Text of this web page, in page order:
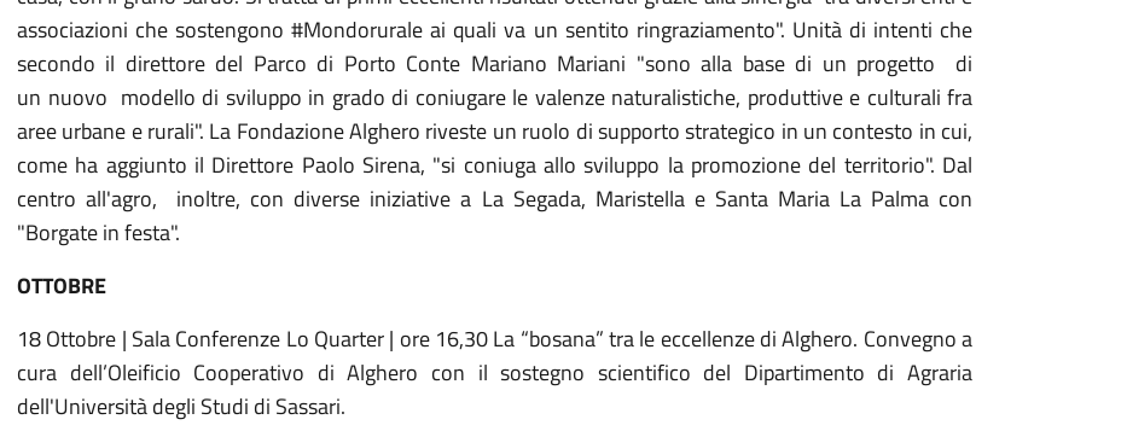
associazioni che sostengono #Mondorurale ai quali va un sentito ringraziamento". Unità di intenti che
secondo il direttore del Parco di Porto Conte Mariano Mariani "sono alla base di un progetto di
un nuovo modello di sviluppo in grado di coniugare le valenze naturalistiche, produttive e culturali fra
aree urbane e rurali". La Fondazione Alghero riveste un ruolo di supporto strategico in un contesto in cui,
come ha aggiunto il Direttore Paolo Sirena, "si coniuga allo sviluppo la promozione del territorio". Dal
centro all'agro, inoltre, con diverse iniziative a La Segada, Maristella e Santa Maria La Palma con
"Borgate in festa".
OTTOBRE
18 Ottobre | Sala Conferenze Lo Quarter | ore 16,30 La “bosana” tra le eccellenze di Alghero. Convegno a
cura dell’Oleificio Cooperativo di Alghero con il sostegno scientifico del Dipartimento di Agraria
dell'Università degli Studi di Sassari.